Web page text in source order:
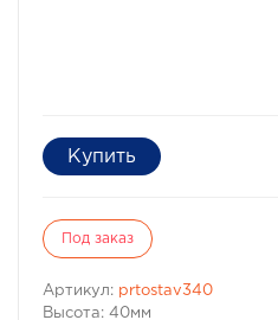
Под заказ
Артикул: prtostav340
Высота: 40мм